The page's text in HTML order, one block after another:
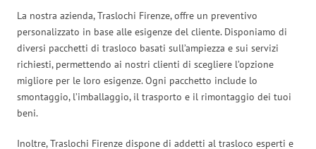
La nostra azienda, Traslochi Firenze, offre un preventivo
personalizzato in base alle esigenze del cliente. Disponiamo di
diversi pacchetti di trasloco basati sull’ampiezza e sui servizi
richiesti, permettendo ai nostri clienti di scegliere l’opzione
migliore per le loro esigenze. Ogni pacchetto include lo
smontaggio, l’imballaggio, il trasporto e il rimontaggio dei tuoi
beni.
Inoltre, Traslochi Firenze dispone di addetti al trasloco esperti e